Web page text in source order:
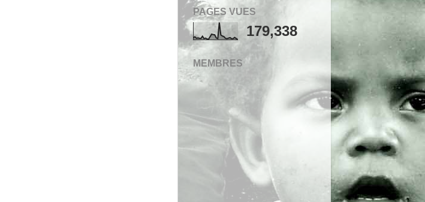
PAGES VUES
179,338
MEMBRES